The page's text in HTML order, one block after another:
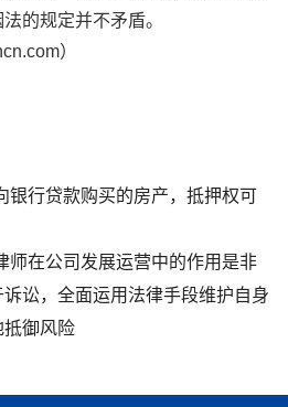
的规定并不矛盾。
）
银行贷款购买的房产，抵押权可
师在公司发展运营中的作用是非
讼，全面运用法律手段维护自身
抵御风险